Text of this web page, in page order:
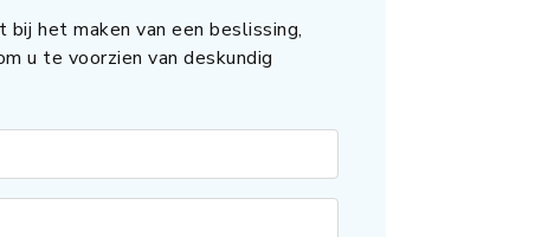
het maken van een beslissing,
u te voorzien van deskundig